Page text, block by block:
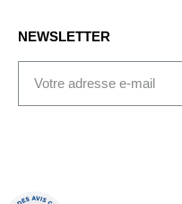
NEWSLETTER